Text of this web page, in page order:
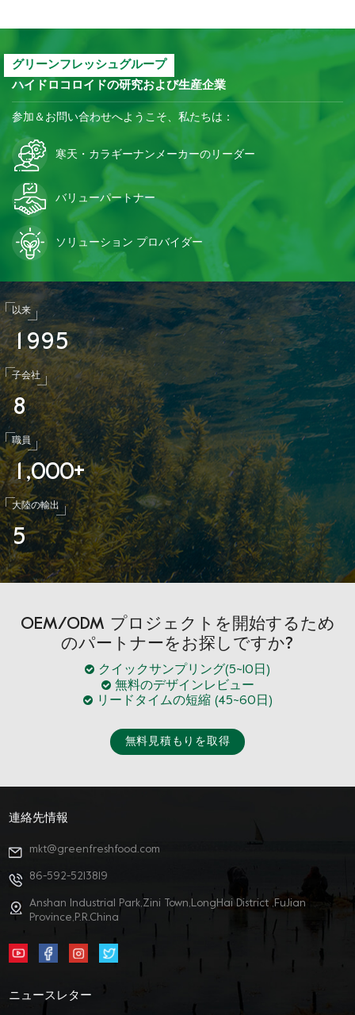
グリーンフレッシュグループ
ハイドロコロイドの研究および生産企業
参加＆お問い合わせへようこそ、私たちは：
寒天・カラギーナンメーカーのリーダー
バリューパートナー
ソリューション プロバイダー
以来
1 995
子会社
8
職員
1 ,000+
大陸の輸出
5
OEM/ODM プロジェクトを開始するため
のパートナーをお探しですか?
クイックサンプリング(5~10日)
無料のデザインレビュー
リードタイムの短縮 (45~60日)
無料見積もりを取得
連絡先情報
mkt@greenfreshfood.com
86-592-5213819
Anshan Industrial Park,Zini Town,LongHai District ,FuJian
Province,P.R.China
ニュースレター